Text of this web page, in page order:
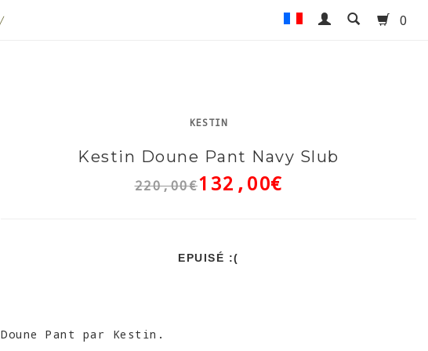
0
KESTIN
Kestin Doune Pant Navy Slub
220,00€132,00€
EPUISÉ :(
Doune Pant par Kestin.